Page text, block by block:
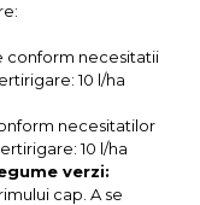
conform necesitatii
10 l/ha
necesitatilor
10 l/ha
verzi:
cap. A se